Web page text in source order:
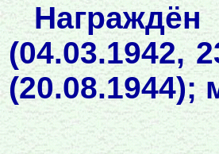
(04.03.1942,
(20.08.1944);